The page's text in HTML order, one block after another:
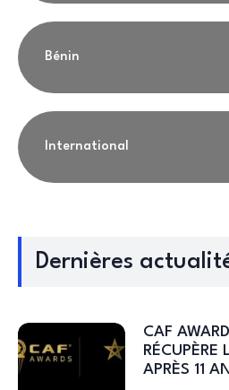
Bénin
International
Dernières
CAF
RÉCUPÈRE
APRÈS 11